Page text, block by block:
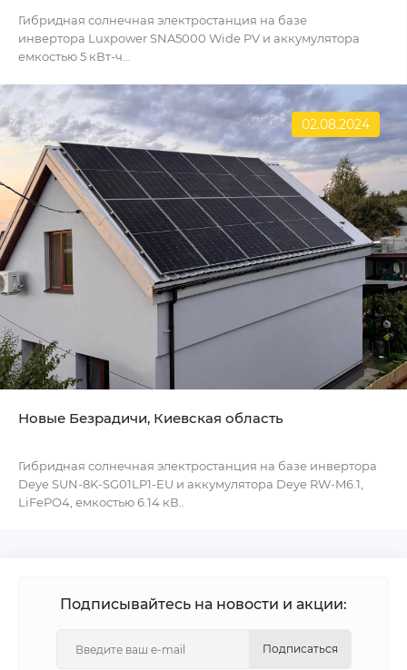
Гибридная солнечная электростанция на базе
инвертора Luxpower SNA5000 Wide PV и аккумулятора
емкостью 5 кВт-ч...
02.08.2024
Новые Безрадичи, Киевская область
Гибридная солнечная электростанция на базе инвертора
Deye SUN-8K-SG01LP1-EU и аккумулятора Deye RW-M6.1,
LiFePO4, емкостью 6.14 кВ..
Подписывайтесь на новости и акции:
Подписаться